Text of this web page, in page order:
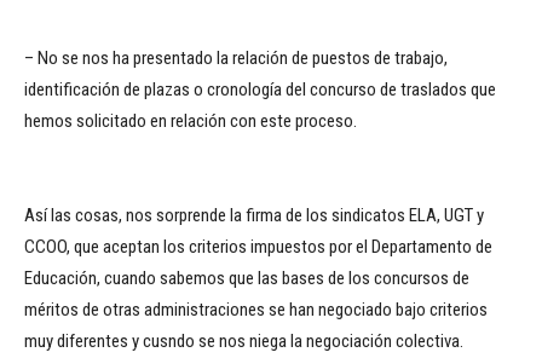
– No se nos ha presentado la relación de puestos de trabajo,
identificación de plazas o cronología del concurso de traslados que
hemos solicitado en relación con este proceso.
Así las cosas, nos sorprende la firma de los sindicatos ELA, UGT y
CCOO, que aceptan los criterios impuestos por el Departamento de
Educación, cuando sabemos que las bases de los concursos de
méritos de otras administraciones se han negociado bajo criterios
muy diferentes y cusndo se nos niega la negociación colectiva.